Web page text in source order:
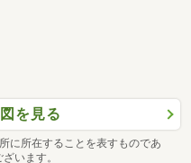
を見る
に所在することを表すものであ
います。